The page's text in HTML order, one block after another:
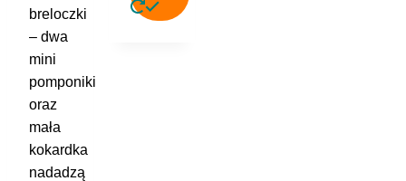
breloczki
– dwa
mini
pomponiki
oraz
mała
kokardka
nadadzą